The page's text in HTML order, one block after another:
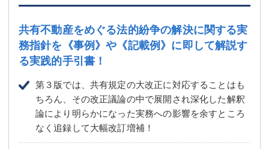
共有不動産をめぐる法的紛争の解決に関する実
務指針を 《事例》や《記載例》に即して解説す
る実践的手引書！
第３版では、共有規定の大改正に対応することはも
ちろん、その改正議論の中で展開され深化した解釈
論により明らかになった実務への影響を余すところ
なく追録して大幅改訂増補！